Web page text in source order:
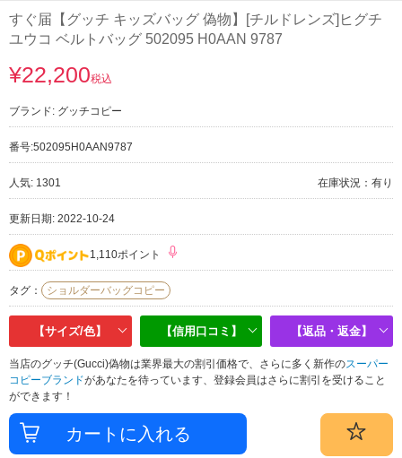
すぐ届【グッチ キッズバッグ 偽物】[チルドレンズ]ヒグチ
ユウコ ベルトバッグ 502095 H0AAN 9787
¥22,200税込
ブランド: グッチコピー
番号:502095H0AAN9787
人気: 1301 在庫状況：有り
更新日期: 2022-10-24
1,110ポイント
タグ： ショルダーバッグコピー
【サイズ/色】 【信用口コミ】 【返品・返金】
当店のグッチ(Gucci)偽物は業界最大の割引価格で、さらに多く新作のスーパー
コピーブランドがあなたを待っています、登録会員はさらに割引を受けること
ができます！